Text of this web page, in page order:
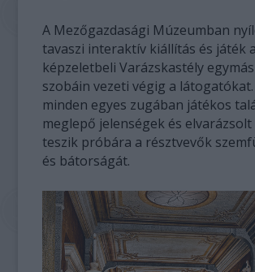
A Mezőgazdasági Múzeumban
tavaszi interaktív kiállítás és játék a
képzeletbeli Varázskastély
szobáin vezeti végig a
minden egyes zugában játékos
meglepő jelenségek és
teszik próbára a résztvevők
és bátorságát.